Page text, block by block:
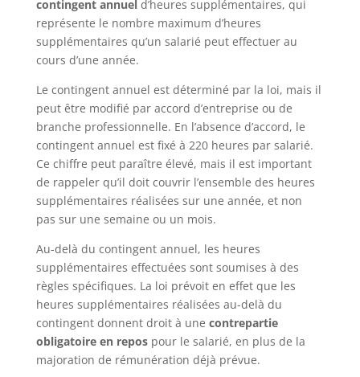
contingent annuel d’heures supplémentaires, qui
représente le nombre maximum d’heures
supplémentaires qu’un salarié peut effectuer au
cours d’une année.
Le contingent annuel est déterminé par la loi, mais il
peut être modifié par accord d’entreprise ou de
branche professionnelle. En l’absence d’accord, le
contingent annuel est fixé à 220 heures par salarié.
Ce chiffre peut paraître élevé, mais il est important
de rappeler qu’il doit couvrir l’ensemble des heures
supplémentaires réalisées sur une année, et non
pas sur une semaine ou un mois.
Au-delà du contingent annuel, les heures
supplémentaires effectuées sont soumises à des
règles spécifiques. La loi prévoit en effet que les
heures supplémentaires réalisées au-delà du
contingent donnent droit à une contrepartie
obligatoire en repospour le salarié, en plus de la
majoration de rémunération déjà prévue.